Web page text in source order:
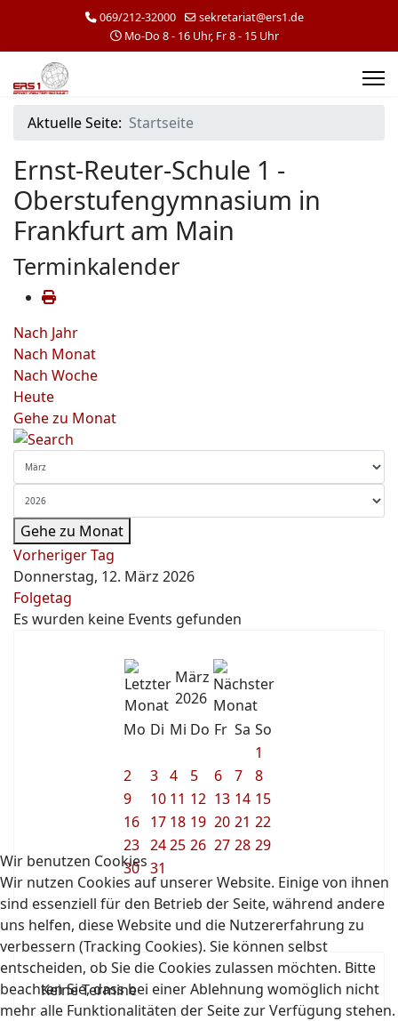
069/212-32000
sekretariat@ers1.de
Mo-Do 8 - 16 Uhr, Fr 8 - 15 Uhr
Aktuelle Seite: Startseite
Ernst-Reuter-Schule 1 -
Oberstufengymnasium in
Frankfurt am Main
Terminkalender
Nach Jahr
Nach Monat
Nach Woche
Heute
Gehe zu Monat
Gehe zu Monat
Vorheriger Tag
Donnerstag, 12. März 2026
Folgetag
Es wurden keine Events gefunden
März
2026
Mo Di Mi Do Fr Sa So
1
2
3 4 5 6 7
8
9
10 11 12 13 14 15
16
17 18 19 20 21 22
23 24 25 26 27 28 29
30 31
Keine Termine
Wir benutzen Cookies
Wir nutzen Cookies auf unserer Website. Einige von ihnen
sind essenziell für den Betrieb der Seite, während andere
uns helfen, diese Website und die Nutzererfahrung zu
verbessern (Tracking Cookies). Sie können selbst
entscheiden, ob Sie die Cookies zulassen möchten. Bitte
beachten Sie, dass bei einer Ablehnung womöglich nicht
mehr alle Funktionalitäten der Seite zur Verfügung stehen.